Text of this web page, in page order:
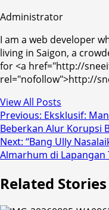
Administrator
I am a web developer
living in Saigon, a
for <a href="http://
rel="nofollow">http://
View All Posts
Post
navigation
Previous: Eksklusif:
Beberkan Alur Korupsi
Next: “Bang Ully
Almarhum di Lapangan
Related Stories